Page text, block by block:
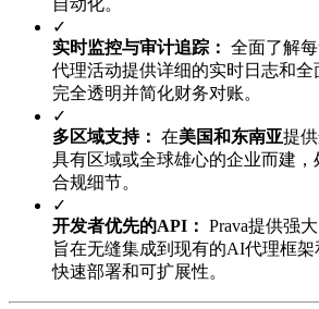
自动化。
✓
实时监控与审计追踪： 全面了解
代理活动提供详细的实时日志和
完全透明并简化财务对账。
✓
多区域支持： 在美国和东南亚提
具有区域或全球雄心的企业而建，
合规细节。
✓
开发者优先的API： Prava提供强
旨在无缝集成到现有的AI代理框
快速部署和可扩展性。